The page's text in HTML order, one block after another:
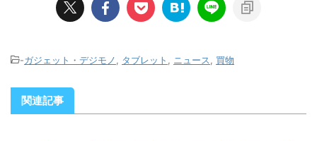
-ガジェット・デジモノ タブレット ニュース 買物
関連記事